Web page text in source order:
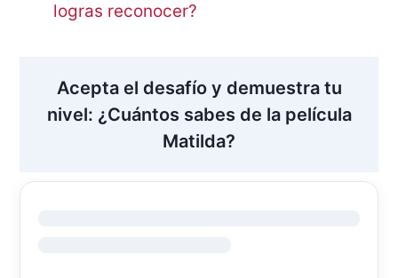
logras reconocer?
Acepta el desafío y demuestra tu
nivel: ¿Cuántos sabes de la película
Matilda?